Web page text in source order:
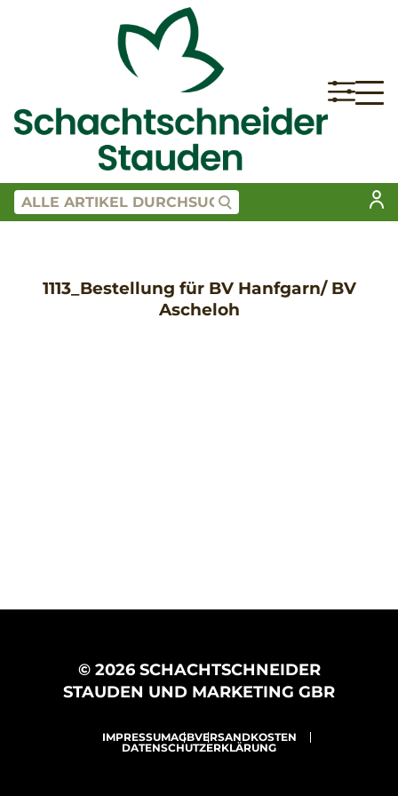
1113_Bestellung für BV Hanfgarn/ BV
Ascheloh
© 2026 SCHACHTSCHNEIDER
STAUDEN UND MARKETING GBR
IMPRESSUMAGBVERSANDKOSTEN
DATENSCHUTZERKLÄRUNG